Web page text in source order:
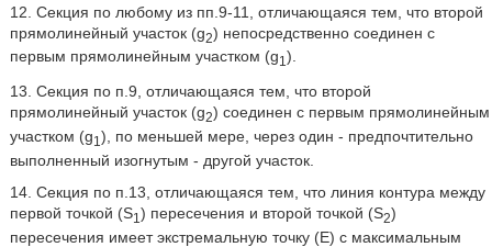
12. Секция по любому из пп.9-11, отличающаяся тем, что второй
прямолинейный участок (g2) непосредственно соединен с
первым прямолинейным участком (g1 ).
13. Секция по п.9, отличающаяся тем, что второй
прямолинейный участок (g2) соединен с первым прямолинейным
участком (g1 ), по меньшей мере, через один - предпочтительно
выполненный изогнутым - другой участок.
14. Секция по п.13, отличающаяся тем, что линия контура между
первой точкой (S1 ) пересечения и второй точкой (S2)
пересечения имеет экстремальную точку (E) с максимальным